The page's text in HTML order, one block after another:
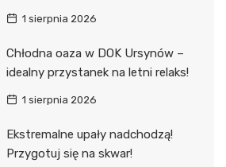
1 sierpnia 2026
Chłodna oaza w DOK Ursynów –
idealny przystanek na letni relaks!
1 sierpnia 2026
Ekstremalne upały nadchodzą!
Przygotuj się na skwar!